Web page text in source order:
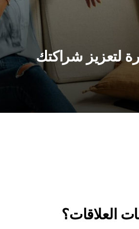
لتعزيز شراكتك
العلاقات؟